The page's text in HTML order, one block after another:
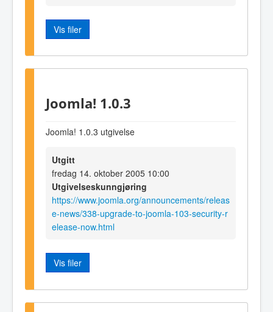
Vis filer
Joomla! 1.0.3
Joomla! 1.0.3 utgivelse
Utgitt
fredag 14. oktober 2005 10:00
Utgivelseskunngjøring
https://www.joomla.org/announcements/releas
e-news/338-upgrade-to-joomla-103-security-r
elease-now.html
Vis filer